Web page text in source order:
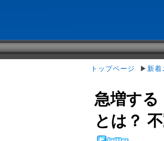
トップページ ▶ 新着
急増する
とは？